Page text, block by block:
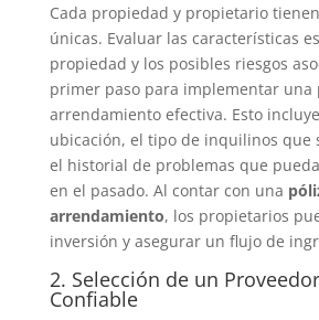
Cada propiedad y propietario
únicas. Evaluar las características
propiedad y los posibles riesgos
primer paso para implementar una
arrendamiento efectiva. Esto
ubicación, el tipo de inquilinos que
el historial de problemas que
en el pasado. Al contar con una
arrendamiento, los propietarios
inversión y asegurar un flujo de
2. Selección de un
Confiable